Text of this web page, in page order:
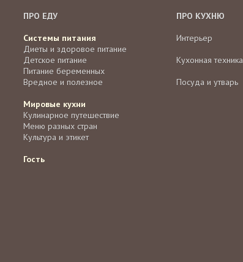
ПРО ЕДУ
Системы питания
Диеты и здоровое питание
Детское питание
Питание беременных
Вредное и полезное
Мировые кухни
Кулинарное путешествие
Меню разных стран
Культура и этикет
Гость
ПРО КУХНЮ
Интерьер
Кухонная техника
Посуда и утварь